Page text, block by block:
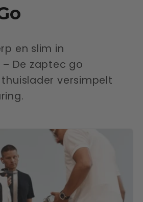
en slim in
De zaptec go
versimpelt